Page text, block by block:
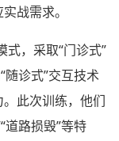
战需求。
式，采取“门诊式”
随诊式”交互技术
此次训练，他们
道路损毁”等特